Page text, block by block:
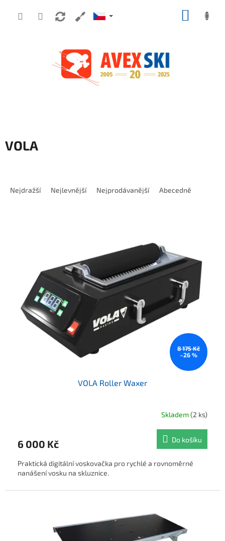
VOLA
Nejdražší Nejlevnější Nejprodávanější Abecedně
8 175 Kč
–26 %
VOLA Roller Waxer
Skladem(2 ks)
6 000 Kč Do košíku
Praktická digitální voskovačka pro rychlé a rovnoměrné
nanášení vosku na skluznice.